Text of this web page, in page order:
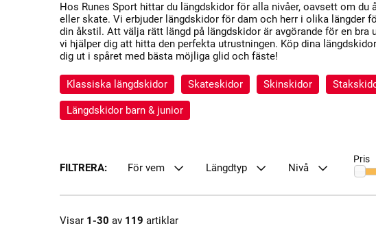
Hos Runes Sport hittar du längdskidor för alla nivåer, oavsett om du
eller skate. Vi erbjuder längdskidor för dam och herr i olika längder
din åkstil. Att välja rätt längd på längdskidor är avgörande för en bra
vi hjälper dig att hitta den perfekta utrustningen. Köp dina
dig ut i spåret med bästa möjliga glid och fäste!
Klassiska längdskidor Skateskidor Skinskidor
Längdskidor barn & junior
FILTRERA: För vem Längdtyp Nivå
Pris
Visar 1-30 av 119 artiklar